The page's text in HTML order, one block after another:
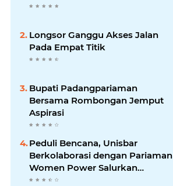
Longsor Ganggu Akses Jalan
Pada Empat Titik
Bupati Padangpariaman
Bersama Rombongan Jemput
Aspirasi
Peduli Bencana, Unisbar
Berkolaborasi dengan Pariaman
Women Power Salurkan
Bantuan untuk Korban Banjir di